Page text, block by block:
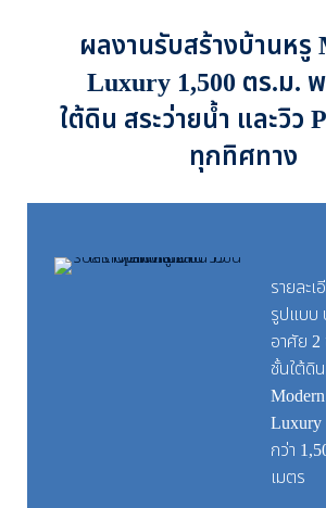
ผลงานรับสร้างบ้านหรู
Luxury 1,500 ตร.ม.
ใต้ดิน สระว่ายน้ำ และวิว
ทุกทิศทาง
รายละ
รูปแบบ
อาศัย
ชั้นใต้ดิ
Modern
กว่า
เมตร